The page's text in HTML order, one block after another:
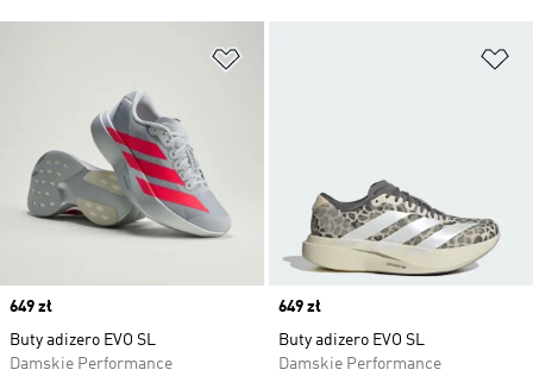
Price
649 zł
Buty adizero EVO SL
Damskie Performance
Price
649 zł
Buty adizero EVO SL
Damskie Performance